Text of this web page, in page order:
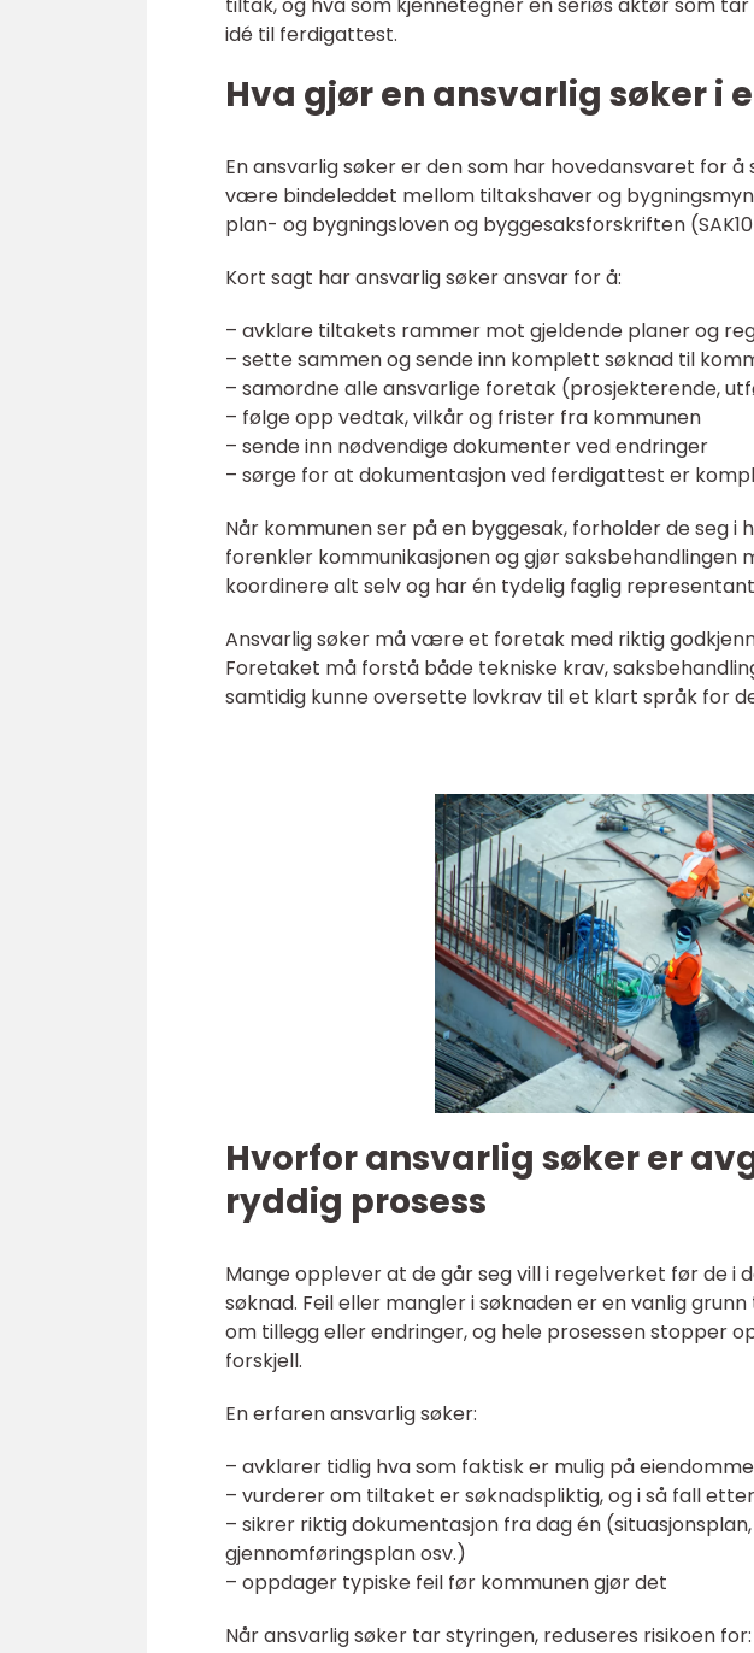
idé til ferdigattest.
Hva gjør en ansvarlig søker i
En ansvarlig søker er den som har hovedansvaret for
være bindeleddet mellom tiltakshaver og
plan- og bygningsloven og byggesaksforskriften
Kort sagt har ansvarlig søker ansvar for å:
– avklare tiltakets rammer mot gjeldende planer og
– sette sammen og sende inn komplett søknad til
– samordne alle ansvarlige foretak (prosjekterende,
– følge opp vedtak, vilkår og frister fra kommunen
– sende inn nødvendige dokumenter ved endringer
– sørge for at dokumentasjon ved ferdigattest er
Når kommunen ser på en byggesak, forholder de seg i
forenkler kommunikasjonen og gjør saksbehandlingen
koordinere alt selv og har én tydelig faglig
Ansvarlig søker må være et foretak med riktig
Foretaket må forstå både tekniske krav,
samtidig kunne oversette lovkrav til et klart språk for
Hvorfor ansvarlig søker er
ryddig prosess
Mange opplever at de går seg vill i regelverket før de
søknad. Feil eller mangler i søknaden er en vanlig
om tillegg eller endringer, og hele prosessen stopper
forskjell.
En erfaren ansvarlig søker:
– avklarer tidlig hva som faktisk er mulig på
– vurderer om tiltaket er søknadspliktig, og i så fall
– sikrer riktig dokumentasjon fra dag én
gjennomføringsplan osv.)
– oppdager typiske feil før kommunen gjør det
Når ansvarlig søker tar styringen, reduseres risikoen for: